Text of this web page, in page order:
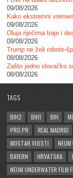
09/08/2026
Kako ekstremni
09/08/2026
Oluja riječima traje i
09/08/2026
Trump ne želi robote-
08/08/2026
Zašto jedno slovačko
08/08/2026
TAGS
BIH2 BIH1 BIH
PRO.PR
REAL MADRID
MOSTAR VIJESTI
NEUM
BAYERN
HRVATSKA
NEUM UNDERWATER